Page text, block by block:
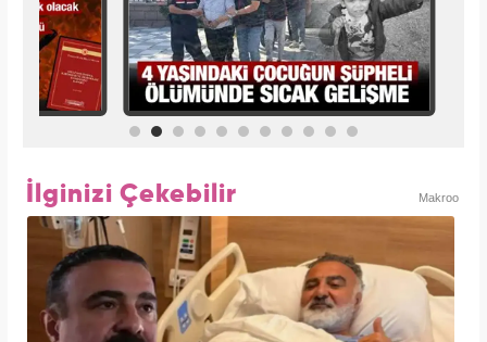
İlginizi Çekebilir Makroo